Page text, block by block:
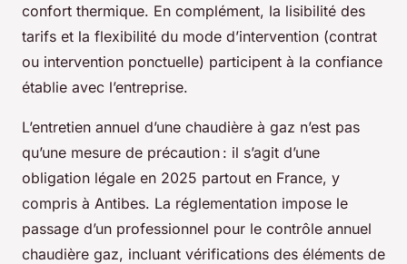
confort thermique. En complément, la lisibilité des
tarifs et la flexibilité du mode d’intervention (contrat
ou intervention ponctuelle) participent à la confiance
établie avec l’entreprise.
L’entretien annuel d’une chaudière à gaz n’est pas
qu’une mesure de précaution : il s’agit d’une
obligation légale en 2025 partout en France, y
compris à Antibes. La réglementation impose le
passage d’un professionnel pour le contrôle annuel
chaudière gaz, incluant vérifications des éléments de